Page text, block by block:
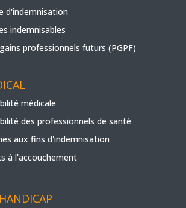
d'indemnisation
indemnisables
professionnels futurs (PGPF)
médicale
des professionnels de santé
aux fins d'indemnisation
à l'accouchement